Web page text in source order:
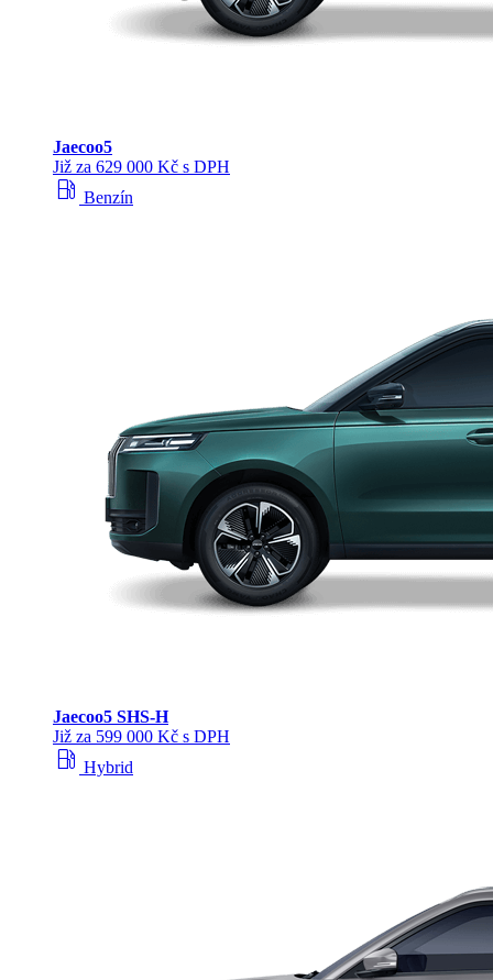
Jaecoo5
Již za 629 000 Kč s DPH
local_gas_station Benzín
Jaecoo5 SHS-H
Již za 599 000 Kč s DPH
local_gas_station Hybrid